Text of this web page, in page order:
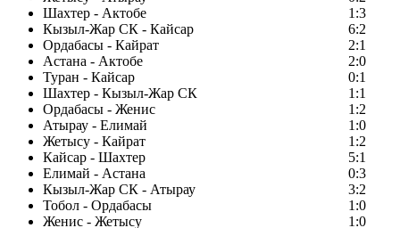
Шахтер - Актобе
1:3
Кызыл-Жар СК - Кайсар
6:2
Ордабасы - Кайрат
2:1
Астана - Актобе
2:0
Туран - Кайсар
0:1
Шахтер - Кызыл-Жар СК
1:1
Ордабасы - Женис
1:2
Атырау - Елимай
1:0
Жетысу - Кайрат
1:2
Кайсар - Шахтер
5:1
Елимай - Астана
0:3
Кызыл-Жар СК - Атырау
3:2
Тобол - Ордабасы
1:0
Женис - Жетысу
1:0